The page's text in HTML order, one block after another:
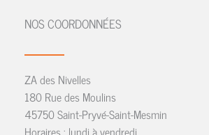
NOS COORDONNÉES
ZA des Nivelles
180 Rue des Moulins
45750 Saint-Pryvé-Saint-Mesmin